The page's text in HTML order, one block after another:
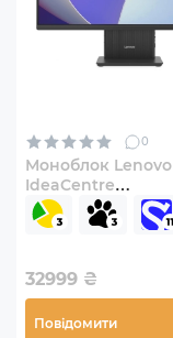
0
Моноблок Lenovo
IdeaCentre
(F0HQ004FUO)
32999 ₴
Повідомити